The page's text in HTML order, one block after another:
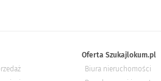
Oferta Szukajlokum.pl
Biura nieruchomości